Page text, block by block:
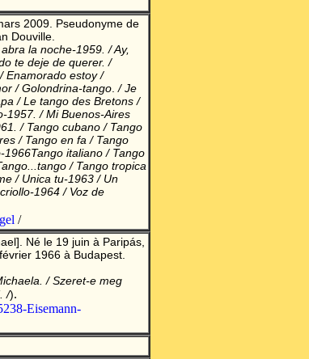
2009. Pseudonyme de
Douville.
la noche-1959. / Ay,
te deje de querer. /
Enamorado estoy /
/ Golondrina-tango / Je
/ Le tango des Bretons /
1957. / Mi Buenos-Aires
/ Tango cubano / Tango
/ Tango en fa / Tango
italiano / Tango
/ Tango tropica
/ Unica tu-1963 / Un
1964 / Voz de
/
Né le 19 juin à Paripás,
1966 à Budapest.
/ Szeret-e meg
. /).
Eisemann-